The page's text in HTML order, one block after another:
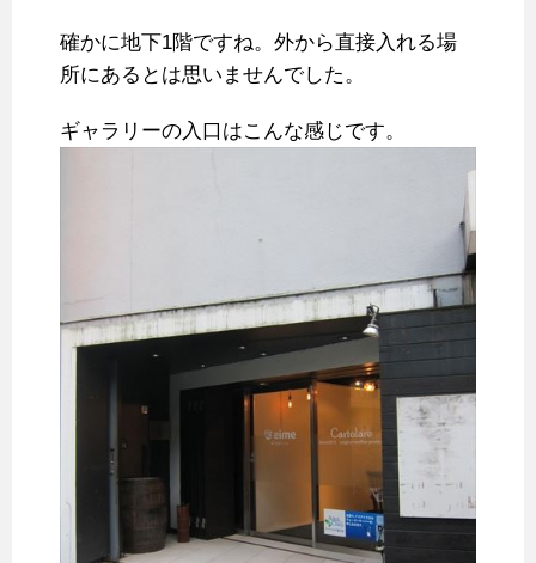
確かに地下1階ですね。外から直接入れる場
所にあるとは思いませんでした。
ギャラリーの入口はこんな感じです。